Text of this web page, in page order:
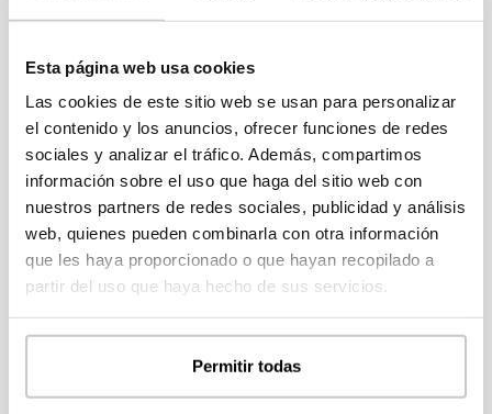
Esta página web usa cookies
Las cookies de este sitio web se usan para personalizar
el contenido y los anuncios, ofrecer funciones de redes
sociales y analizar el tráfico. Además, compartimos
información sobre el uso que haga del sitio web con
nuestros partners de redes sociales, publicidad y análisis
web, quienes pueden combinarla con otra información
que les haya proporcionado o que hayan recopilado a
partir del uso que haya hecho de sus servicios.
Permitir todas
FORMULARIO DE CONTACTO
Consulta modelos y precios
En nuestro Catálogo 111 dispones de más de cien
modelos de casas para escoger. Regístrate para
acceder a la información y precios de todos los